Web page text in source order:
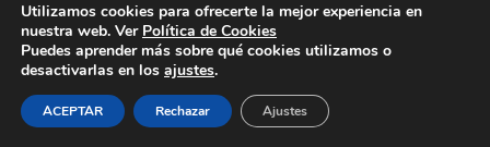
Posts Relacionados:
Utilizamos cookies para ofrecerte la mejor experiencia en
nuestra web. Ver Política de Cookies
Puedes aprender más sobre qué cookies utilizamos o
desactivarlas en los ajustes.
ACEPTAR Rechazar Ajustes